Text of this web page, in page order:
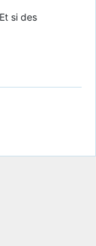
si des